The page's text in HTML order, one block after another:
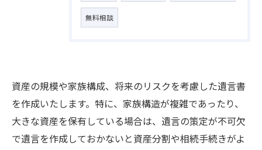
無料相談
資産の規模や家族構成、将来のリスクを考慮した遺言書
を作成いたします。特に、家族構造が複雑であったり、
大きな資産を保有している場合は、遺言の策定が不可欠
で遺言を作成しておかないと資産分割や相続手続きがよ